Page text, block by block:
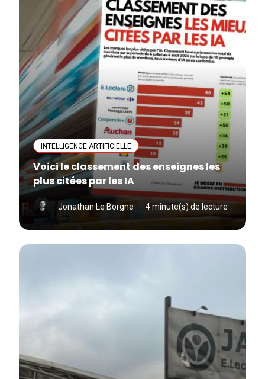
INTELLIGENCE ARTIFICIELLE
Voici le classement des enseignes les
plus citées par les IA
Jonathan Le Borgne 4 minute(s) de lecture